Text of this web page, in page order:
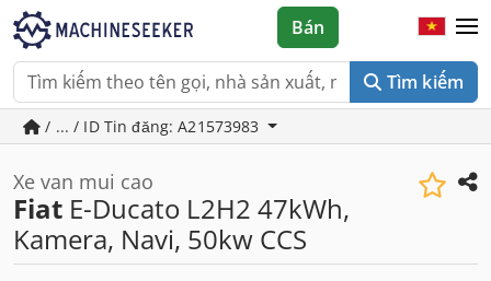
Tìm kiếm
Bán
/ ... / ID Tin đăng: A21573983
Xe van mui cao
Fiat E-Ducato L2H2 47kWh,
Kamera, Navi, 50kw CCS